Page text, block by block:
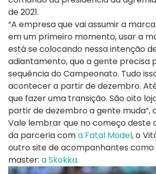
de 2021.
“A empresa que vai assumir a
em um primeiro momento, usar a
está se colocando nessa intenção
adiantamento, que a gente precisa
sequência do Campeonato. Tudo
acontecer a partir de dezembro.
que fazer uma transição. São oito
partir de dezembro a gente muda”,
Vale lembrar que no começo deste
da parceria coma Fatal Model, o
outro site de acompanhantes
master: a Skokka.